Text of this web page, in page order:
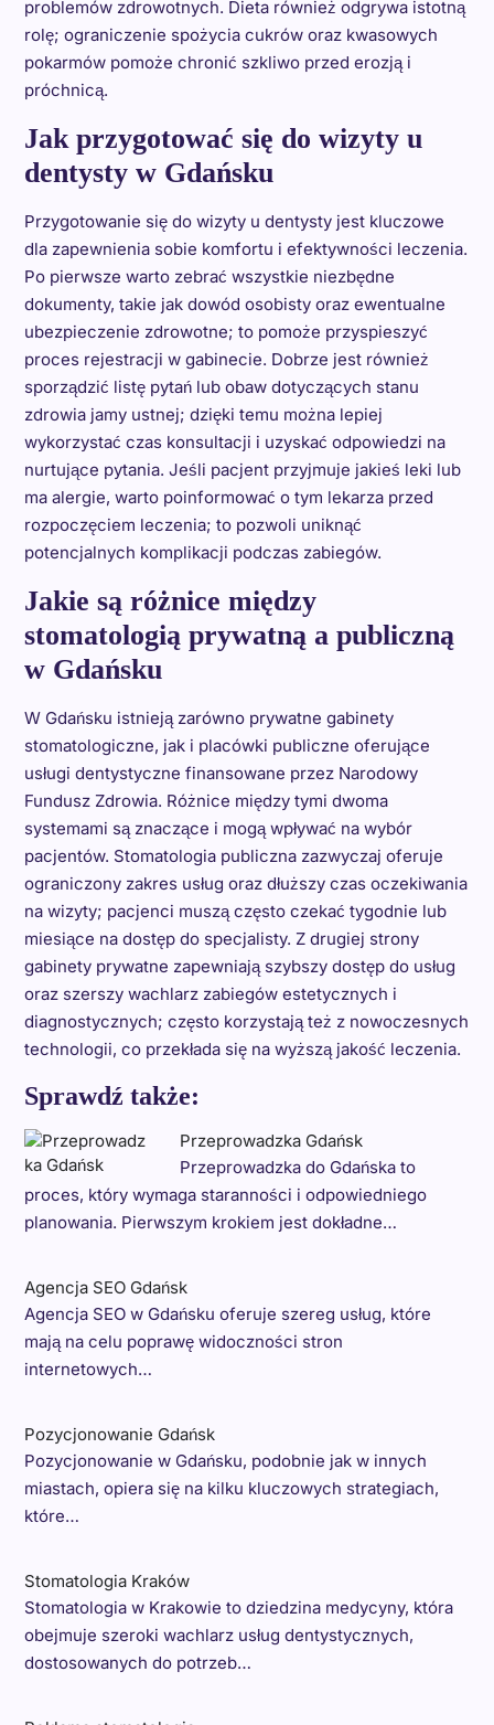
problemów zdrowotnych. Dieta również odgrywa istotną
rolę; ograniczenie spożycia cukrów oraz kwasowych
pokarmów pomoże chronić szkliwo przed erozją i
próchnicą.
Jak przygotować się do wizyty u
dentysty w Gdańsku
Przygotowanie się do wizyty u dentysty jest kluczowe
dla zapewnienia sobie komfortu i efektywności leczenia.
Po pierwsze warto zebrać wszystkie niezbędne
dokumenty, takie jak dowód osobisty oraz ewentualne
ubezpieczenie zdrowotne; to pomoże przyspieszyć
proces rejestracji w gabinecie. Dobrze jest również
sporządzić listę pytań lub obaw dotyczących stanu
zdrowia jamy ustnej; dzięki temu można lepiej
wykorzystać czas konsultacji i uzyskać odpowiedzi na
nurtujące pytania. Jeśli pacjent przyjmuje jakieś leki lub
ma alergie, warto poinformować o tym lekarza przed
rozpoczęciem leczenia; to pozwoli uniknąć
potencjalnych komplikacji podczas zabiegów.
Jakie są różnice między
stomatologią prywatną a publiczną
w Gdańsku
W Gdańsku istnieją zarówno prywatne gabinety
stomatologiczne, jak i placówki publiczne oferujące
usługi dentystyczne finansowane przez Narodowy
Fundusz Zdrowia. Różnice między tymi dwoma
systemami są znaczące i mogą wpływać na wybór
pacjentów. Stomatologia publiczna zazwyczaj oferuje
ograniczony zakres usług oraz dłuższy czas oczekiwania
na wizyty; pacjenci muszą często czekać tygodnie lub
miesiące na dostęp do specjalisty. Z drugiej strony
gabinety prywatne zapewniają szybszy dostęp do usług
oraz szerszy wachlarz zabiegów estetycznych i
diagnostycznych; często korzystają też z nowoczesnych
technologii, co przekłada się na wyższą jakość leczenia.
Sprawdź także:
Przeprowadzka Gdańsk
Przeprowadzka do Gdańska to
proces, który wymaga staranności i odpowiedniego
planowania. Pierwszym krokiem jest dokładne…
Agencja SEO Gdańsk
Agencja SEO w Gdańsku oferuje szereg usług, które
mają na celu poprawę widoczności stron
internetowych…
Pozycjonowanie Gdańsk
Pozycjonowanie w Gdańsku, podobnie jak w innych
miastach, opiera się na kilku kluczowych strategiach,
które…
Stomatologia Kraków
Stomatologia w Krakowie to dziedzina medycyny, która
obejmuje szeroki wachlarz usług dentystycznych,
dostosowanych do potrzeb…